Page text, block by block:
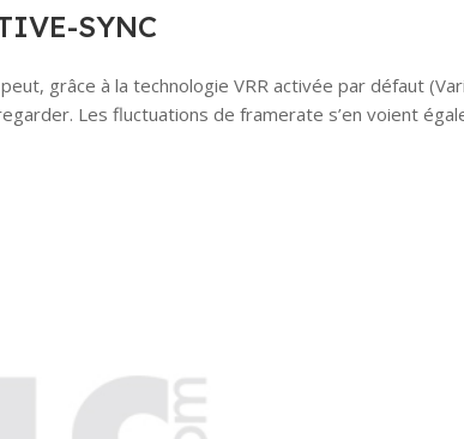
SYNC
peut, grâce à la technologie VRR activée par défaut
Les fluctuations de framerate s’en voient